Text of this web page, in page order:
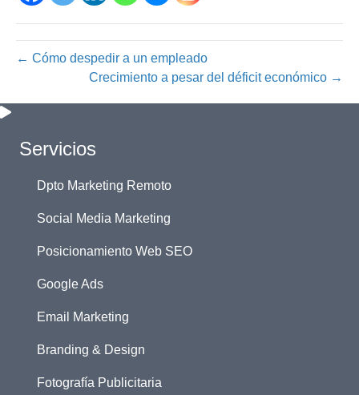
← Cómo despedir a un empleado
Crecimiento a pesar del déficit económico →
Servicios
Dpto Marketing Remoto
Social Media Marketing
Posicionamiento Web SEO
Google Ads
Email Marketing
Branding & Design
Fotografía Publicitaria